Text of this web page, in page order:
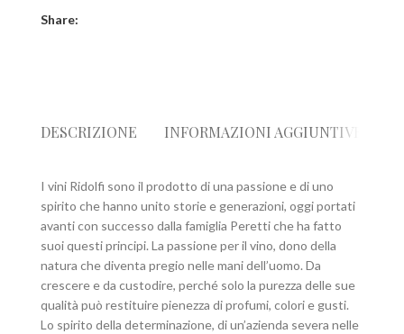
Share:
DESCRIZIONE INFORMAZIONI AGGIUNTIVE
I vini Ridolfi sono il prodotto di una passione e di uno
spirito che hanno unito storie e generazioni, oggi portati
avanti con successo dalla famiglia Peretti che ha fatto
suoi questi principi. La passione per il vino, dono della
natura che diventa pregio nelle mani dell’uomo. Da
crescere e da custodire, perché solo la purezza delle sue
qualità può restituire pienezza di profumi, colori e gusti.
Lo spirito della determinazione, di un’azienda severa nelle